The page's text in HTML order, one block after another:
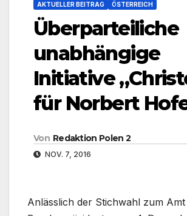
AKTUELLER BEITRAG ÖSTERREICH
Überparteiliche
unabhängige
Initiative
für Norbert
Von Redaktion Polen 2
NOV. 7, 2016
Anlässlich der Stichwahl zum Amt